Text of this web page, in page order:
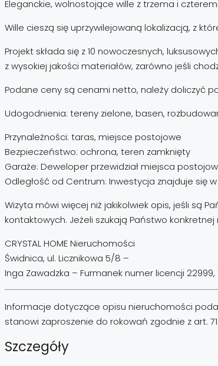
Eleganckie, wolnostojące wille z trzema i
Wille cieszą się uprzywilejowaną lokalizacją, z
Projekt składa się z 10 nowoczesnych,
z wysokiej jakości materiałów, zarówno jeśli
Podane ceny są cenami netto, należy doliczyć
Udogodnienia: tereny zielone, basen,
Przynależności: taras, miejsce postojowe
Bezpieczeństwo: ochrona, teren zamknięty
Garaże: Deweloper przewidział miejsca
Odległość od Centrum: Inwestycja znajduje się
Wizyta mówi więcej niż jakikolwiek opis, jeśli są
kontaktowych. Jeżeli szukają Państwo
CRYSTAL HOME Nieruchomości
Świdnica, ul. Licznikowa 5/8 –
Inga Zawadzka – Furmanek numer licencji 22999,
Informacje dotyczące opisu nieruchomości
stanowi zaproszenie do rokowań zgodnie z art.
Szczegóły